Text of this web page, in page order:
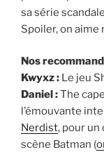
sa série
Spoiler, on aime
Nos
Kwyxz : Le jeu
Daniel :The
l’émouvante
Nerdist, pour
scène Batman (